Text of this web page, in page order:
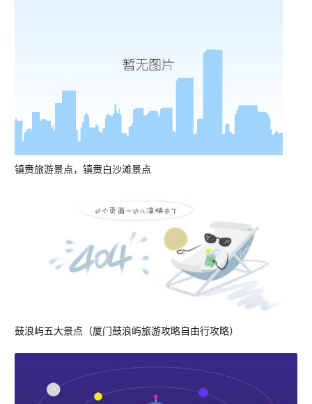
镇赉旅游景点，镇赉白沙滩景点
鼓浪屿五大景点（厦门鼓浪屿旅游攻略自由行攻略）